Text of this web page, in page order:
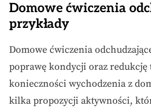
Domowe ćwiczenia
przykłady
Domowe ćwiczenia
poprawę kondycji oraz redukcję
konieczności wychodzenia z
kilka propozycji aktywności,